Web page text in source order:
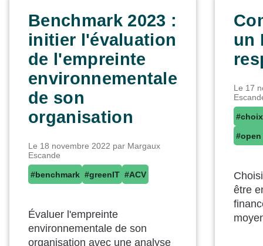
Benchmark 2023 :
initier l'évaluation
de l'empreinte
environnementale
de son
organisation
Le 18 novembre 2022 par Margaux
Escande
#benchmark #greenIT #ACV
Évaluer l'empreinte
environnementale de son
organisation avec une analyse
un
Le 17
être